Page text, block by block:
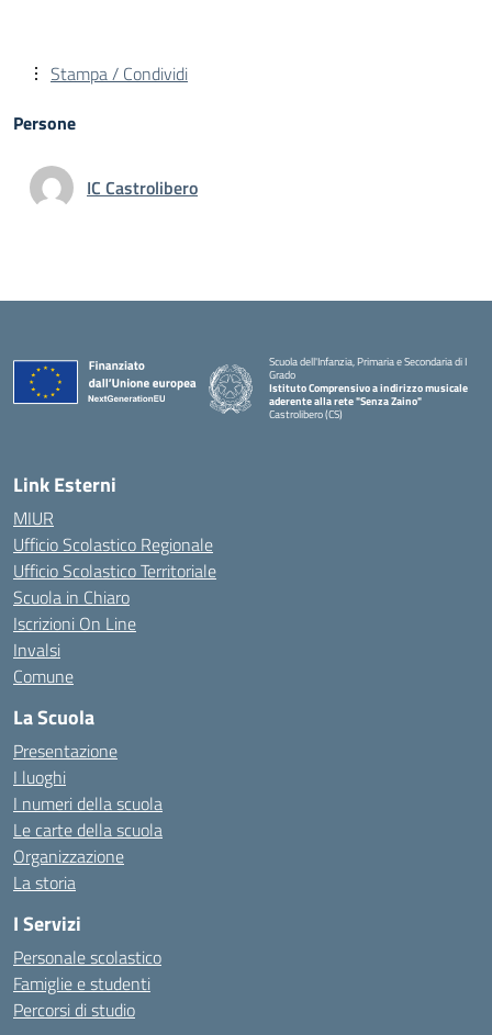
Stampa / Condividi
Persone
IC Castrolibero
Scuola dell'Infanzia, Primaria e Secondaria di I
Grado
Istituto Comprensivo a indirizzo musicale
aderente alla rete "Senza Zaino"
Castrolibero (CS)
Link Esterni
MIUR
Ufficio Scolastico Regionale
Ufficio Scolastico Territoriale
Scuola in Chiaro
Iscrizioni On Line
Invalsi
Comune
La Scuola
Presentazione
I luoghi
I numeri della scuola
Le carte della scuola
Organizzazione
La storia
I Servizi
Personale scolastico
Famiglie e studenti
Percorsi di studio